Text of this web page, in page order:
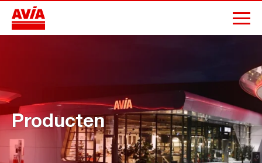
Producten